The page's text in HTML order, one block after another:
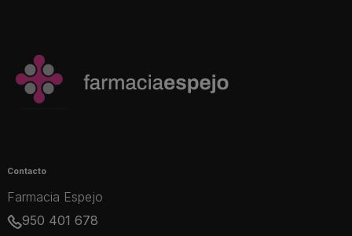
Contacto
Farmacia Espejo
950 401 678